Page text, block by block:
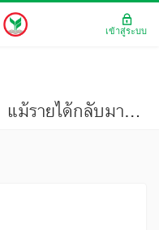
โรงพยาบาลเอกชน ปี’64 ... แม้รายได้กลับมาฟื้นตัว แต่ยังเป็นปีที่ท้าทายและแข่งขันรุนแรงขึ้น (กระแสทรรศน์ ฉบับที่ 3167)
เข้าสู่ระบบ